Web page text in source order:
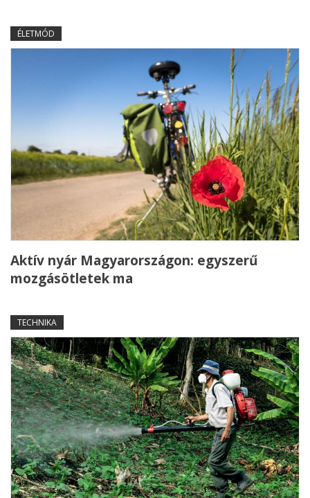
ÉLETMÓD
Aktív nyár Magyarországon: egyszerű
mozgásötletek ma
TECHNIKA